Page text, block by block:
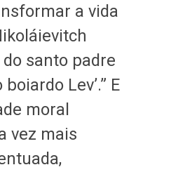
a vida
do santo padre
Lev’.” E
moral
vez mais